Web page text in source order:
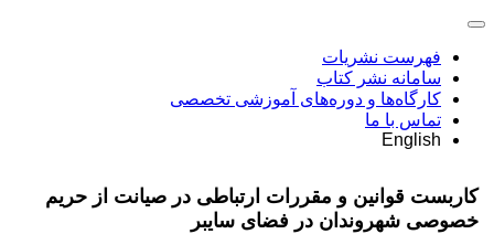
فهرست نشریات
سامانه نشر کتاب
کارگاه‌ها و دوره‌های آموزشی تخصصی
تماس با ما
English
کاربست قوانین و مقررات ارتباطی در صیانت از حریم
خصوصی شهروندان در فضای سایبر